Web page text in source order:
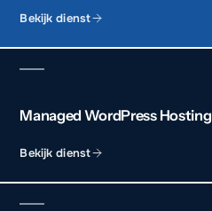
Bekijk dienst
Managed WordPress Hosting
Bekijk dienst